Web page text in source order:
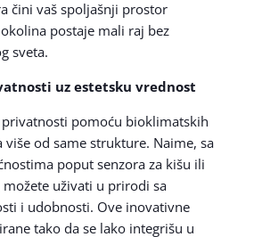
čini vaš spoljašnji prostor
postaje mali raj bez
sveta.
uz estetsku vrednost
privatnosti pomoću bioklimatskih
više od same strukture. Naime, sa
poput senzora za kišu ili
uživati u prirodi sa
i udobnosti. Ove inovativne
tako da se lako integrišu u